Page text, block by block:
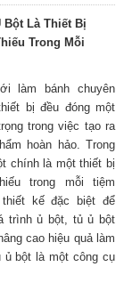
Bột Là Thiết Bị
Trong Mỗi
làm bánh chuyên
bị đều đóng một
trong việc tạo ra
hoàn hảo. Trong
chính là một thiết bị
trong mỗi tiệm
kế đặc biệt để
trình ủ bột, tủ ủ bột
cao hiệu quả làm
bột là một công cụ